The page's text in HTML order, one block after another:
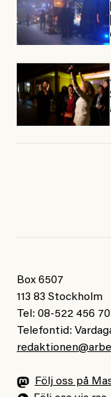
Box 6507
113 83 Stockholm
Tel: 08-522 456 70
Telefontid:
Följ oss på